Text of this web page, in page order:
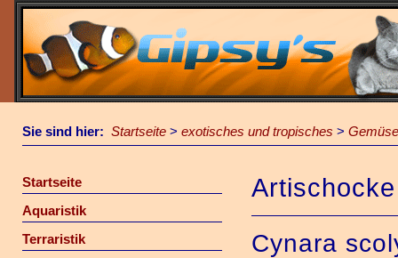
Sie sind hier: Startseite > exotisches und tropisches > Gemüse
Startseite
Aquaristik
Terraristik
Artischocke
Cynara